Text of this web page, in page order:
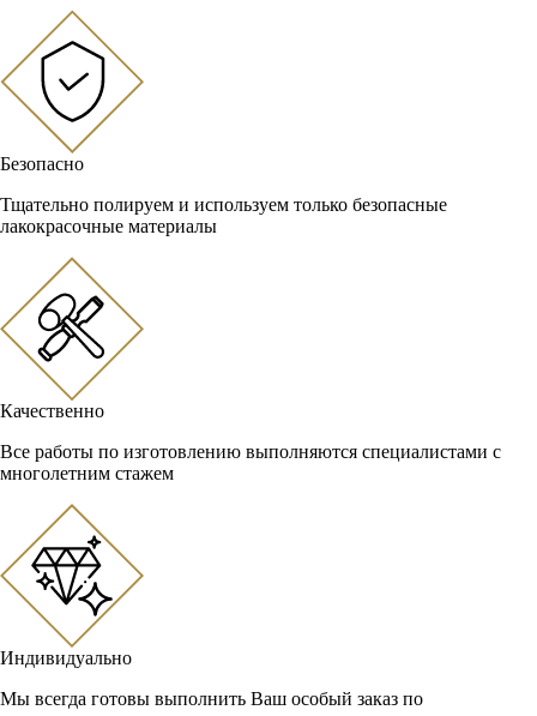
Безопасно
Тщательно полируем и используем только безопасные
лакокрасочные материалы
Качественно
Все работы по изготовлению выполняются специалистами с
многолетним стажем
Индивидуально
Мы всегда готовы выполнить Ваш особый заказ по